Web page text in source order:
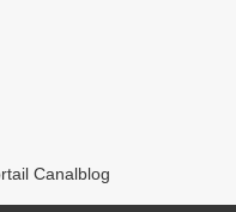
Canalblog